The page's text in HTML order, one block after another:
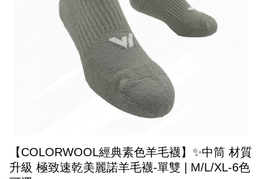
【COLORWOOL經典素色羊毛襪】✨中筒 材質
升級 極致速乾美麗諾羊毛襪-單雙 | M/L/XL-6色